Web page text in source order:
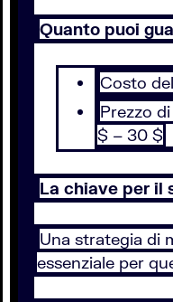
Quanto puoi
Costo
Prezzo
$ – 30 $
La chiave per il
Una strategia di
essenziale per